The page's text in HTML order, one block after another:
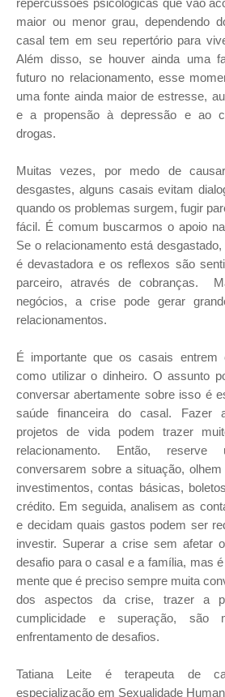
repercussões psicológicas que vão
maior ou menor grau, dependendo
casal tem em seu repertório para
Além disso, se houver ainda uma
futuro no relacionamento, esse
uma fonte ainda maior de estresse,
e a propensão à depressão e ao
drogas.
Muitas vezes, por medo de
desgastes, alguns casais evitam
quando os problemas surgem, fugir
fácil. É comum buscarmos o apoio
Se o relacionamento está
é devastadora e os reflexos são
parceiro, através de cobranças.
negócios, a crise pode gerar
relacionamentos.
É importante que os casais
como utilizar o dinheiro. O assunto
conversar abertamente sobre isso é
saúde financeira do casal. Fazer
projetos de vida podem trazer
relacionamento. Então,
conversarem sobre a situação,
investimentos, contas básicas,
crédito. Em seguida, analisem as
e decidam quais gastos podem ser
investir. Superar a crise sem afetar
desafio para o casal e a família, mas
mente que é preciso sempre muita
dos aspectos da crise, trazer a
cumplicidade e superação, são
enfrentamento de desafios.
Tatiana Leite é terapeuta de
especialização em Sexualidade